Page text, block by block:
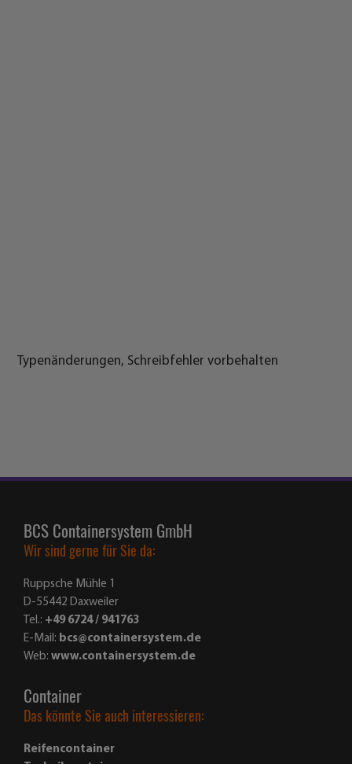
Typenänderungen, Schreibfehler vorbehalten
BCS Containersystem GmbH
Wir sind gerne für Sie da:
Ruppsche Mühle 1
D-55442 Daxweiler
Tel.: +49 6724 / 941763
E-Mail: bcs@containersystem.de
Web: www.containersystem.de
Container
Das könnte Sie auch interessieren:
Reifencontainer